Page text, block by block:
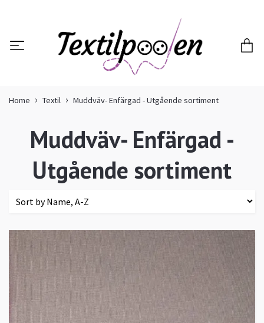
Home Textil Muddväv- Enfärgad - Utgående sortiment
Muddväv- Enfärgad -
Utgående sortiment